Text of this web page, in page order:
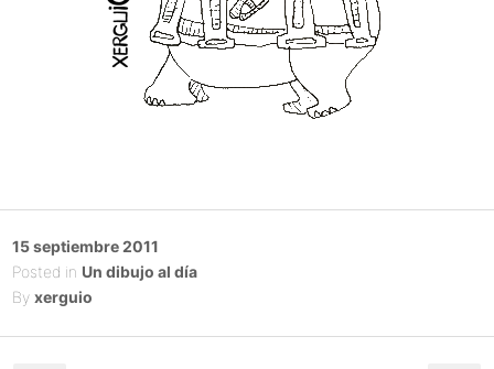
Posted
on
15 septiembre 2011
Posted in Un dibujo al día
By xerguio